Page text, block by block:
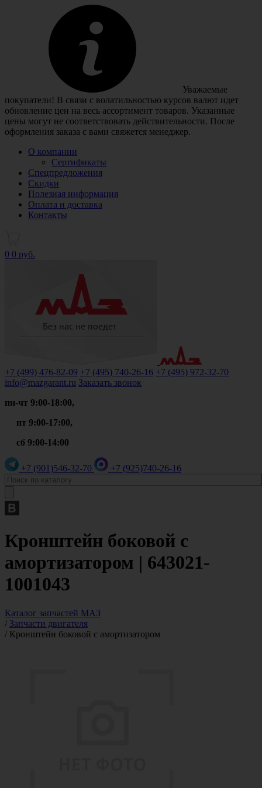
Уважаемые
покупатели! В связи с волатильностью курсов валют идет
обновление цен на весь ассортимент товаров. Указанные
цены могут не соответствовать действительности. После
оформления заказа с вами свяжется менеджер.
О компании
Сертификаты
Спецпредложения
Скидки
Полезная информация
Оплата и доставка
Контакты
0 0 руб.
+7 (499) 476-82-09 +7 (495) 740-26-16 +7 (495) 972-32-70
info@mazgarant.ru Заказать звонок
пн-чт 9:00-18:00,
пт 9:00-17:00,
сб 9:00-14:00
+7 (901)546-32-70 +7 (925)740-26-16
Кронштейн боковой с
амортизатором | 643021-
1001043
Каталог запчастей МАЗ
/ Запчасти двигателя
/ Кронштейн боковой с амортизатором